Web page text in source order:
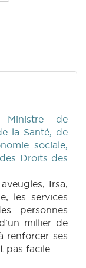
Ministre de
la Santé, de
sociale,
Droits des
Irsa,
les services
personnes
millier de
renforcer ses
pas facile.